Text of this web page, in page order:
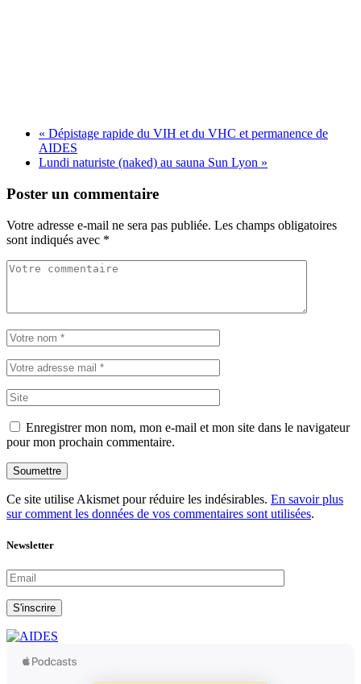
« Dépistage rapide du VIH et du VHC et permanence de
AIDES
Lundi naturiste (naked) au sauna Sun Lyon »
Poster un commentaire
Votre adresse e-mail ne sera pas publiée. Les champs obligatoires
sont indiqués avec *
Enregistrer mon nom, mon e-mail et mon site dans le navigateur
pour mon prochain commentaire.
Soumettre
Ce site utilise Akismet pour réduire les indésirables. En savoir plus
sur comment les données de vos commentaires sont utilisées.
Newsletter
S'inscrire